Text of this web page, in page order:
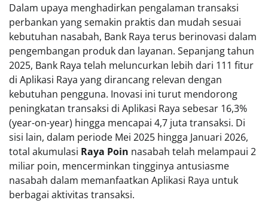
Dalam upaya menghadirkan pengalaman transaksi
perbankan yang semakin praktis dan mudah sesuai
kebutuhan nasabah, Bank Raya terus berinovasi dalam
pengembangan produk dan layanan. Sepanjang tahun
2025, Bank Raya telah meluncurkan lebih dari 111 fitur
di Aplikasi Raya yang dirancang relevan dengan
kebutuhan pengguna. Inovasi ini turut mendorong
peningkatan transaksi di Aplikasi Raya sebesar 16,3%
(year-on-year) hingga mencapai 4,7 juta transaksi. Di
sisi lain, dalam periode Mei 2025 hingga Januari 2026,
total akumulasi Raya Poin nasabah telah melampaui 2
miliar poin, mencerminkan tingginya antusiasme
nasabah dalam memanfaatkan Aplikasi Raya untuk
berbagai aktivitas transaksi.